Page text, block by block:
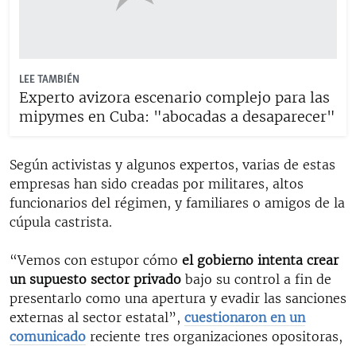
LEE TAMBIÉN
Experto avizora escenario complejo para las
mipymes en Cuba: "abocadas a desaparecer"
Según activistas y algunos expertos, varias de estas
empresas han sido creadas por militares, altos
funcionarios del régimen, y familiares o amigos de la
cúpula castrista.
“Vemos con estupor cómo el gobierno intenta crear
un supuesto sector privado bajo su control a fin de
presentarlo como una apertura y evadir las sanciones
externas al sector estatal”, cuestionaron en un
comunicado reciente tres organizaciones opositoras,